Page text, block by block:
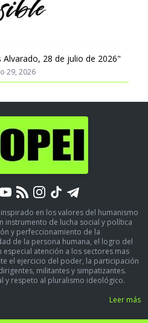
Alvarado, 28 de julio de 2026"
29, 2026
en los valores del humanismo
instrumento de lucha social y política
y perfeccionamiento de la
de la persona humana, el logro del
especial atención a los sectores mas
el ejercicio del poder, la participación
militantes y simpatizantes.
y respeto al pluralismo ideológico.
Leer más